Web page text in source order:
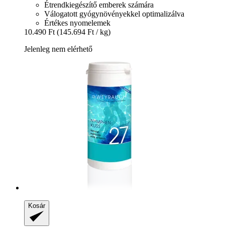
Étrendkiegészítő emberek számára
Válogatott gyógynövényekkel optimalizálva
Értékes nyomelemek
10.490 Ft (145.694 Ft / kg)
Jelenleg nem elérhető
Kosár